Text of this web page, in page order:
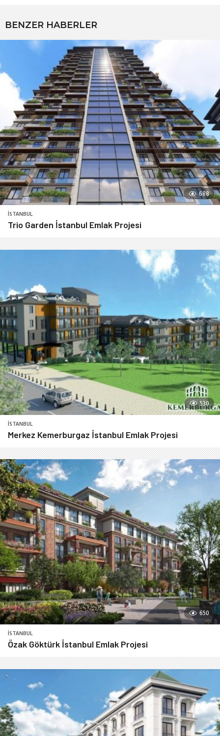
BENZER HABERLER
688
İSTANBUL
Trio Garden İstanbul Emlak Projesi
530
İSTANBUL
Merkez Kemerburgaz İstanbul Emlak Projesi
650
İSTANBUL
Özak Göktürk İstanbul Emlak Projesi